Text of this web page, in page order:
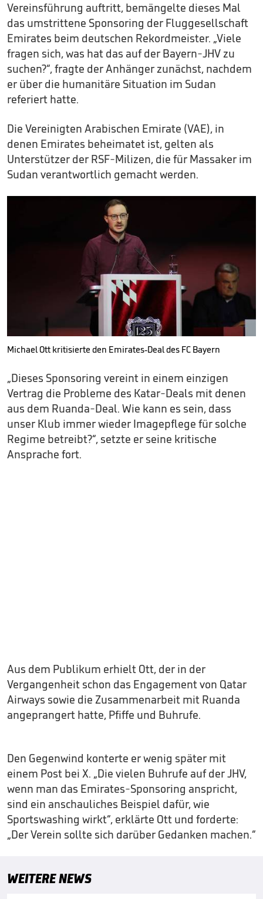
Vereinsführung auftritt, bemängelte dieses Mal
das umstrittene Sponsoring der Fluggesellschaft
Emirates beim deutschen Rekordmeister. „Viele
fragen sich, was hat das auf der Bayern-JHV zu
suchen?“, fragte der Anhänger zunächst, nachdem
er über die humanitäre Situation im Sudan
referiert hatte.
Die Vereinigten Arabischen Emirate (VAE), in
denen Emirates beheimatet ist, gelten als
Unterstützer der RSF-Milizen, die für Massaker im
Sudan verantwortlich gemacht werden.
Michael Ott kritisierte den Emirates-Deal des FC Bayern
„Dieses Sponsoring vereint in einem einzigen
Vertrag die Probleme des Katar-Deals mit denen
aus dem Ruanda-Deal. Wie kann es sein, dass
unser Klub immer wieder Imagepflege für solche
Regime betreibt?“, setzte er seine kritische
Ansprache fort.
Aus dem Publikum erhielt Ott, der in der
Vergangenheit schon das Engagement von Qatar
Airways sowie die Zusammenarbeit mit Ruanda
angeprangert hatte, Pfiffe und Buhrufe.
Den Gegenwind konterte er wenig später mit
einem Post bei X. „Die vielen Buhrufe auf der JHV,
wenn man das Emirates-Sponsoring anspricht,
sind ein anschauliches Beispiel dafür, wie
Sportswashing wirkt“, erklärte Ott und forderte:
„Der Verein sollte sich darüber Gedanken machen.“
WEITERE NEWS